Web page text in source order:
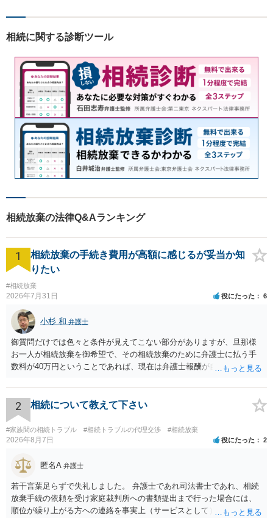
相続に関する診断ツール
相続放棄の法律Q&Aランキング
1
相続放棄の手続き費用が高額に感じるが妥当か知
りたい
#相続放棄
2026年7月31日 役にたった 6
小杉 和 弁護士
御質問だけでは色々と条件が見えてこない部分がありますが、旦那様
お一人が相続放棄を御希望で、その相続放棄のために弁護士に払う手
数料が40万円ということであれば、現在は弁護士報酬が自由化されて
です。 ただ、弁護士に払う手数料とは別に戸籍の用意に一定の実費が
かかることになりますので、その費用も支払うべきものとして頭に置
いておいてください。 話を元に戻して、弁護士に対する手数料です
が、旦那様の収入や財産にもよりますが、法テラスに御連絡なさって
弁護士との相談を予約して受任してもらうのが一番安上がりでしょ
らい（希望者が多く予約できてもしばらく先になる）ようですので、
る方が良いでしょう。 もし法テラスが御利用になれない、あるいは時
間がない等であれば、相続を取扱分野としている弁護士を適宜探し
（WEB等で）、問い合わせてみることです。相続を扱う弁護士でも相
2 相続について教えて下さい
#家族間の相続トラブル #相続トラブルの代理交渉 #相続放棄
2026年8月7日 役にたった 2
匿名A 弁護士
若干言葉足らずで失礼しました。 弁護士であれ司法書士であれ、相続
放棄手続の依頼を受け家庭裁判所への書類提出まで行った場合には、
順位が繰り上がる方への連絡を事実上（サービスとして）行うことは